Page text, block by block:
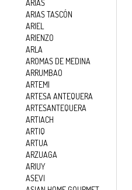
ARIAS
ARIAS TASCÓN
ARIEL
ARIENZO
ARLA
AROMAS DE MEDINA
ARRUMBAO
ARTEMI
ARTESA ANTEQUERA
ARTESANTEQUERA
ARTIACH
ARTIQ
ARTUA
ARZUAGA
ARlUY
ASEVI